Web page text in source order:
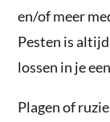
en/of meer
Pesten is
lossen in je
Plagen of